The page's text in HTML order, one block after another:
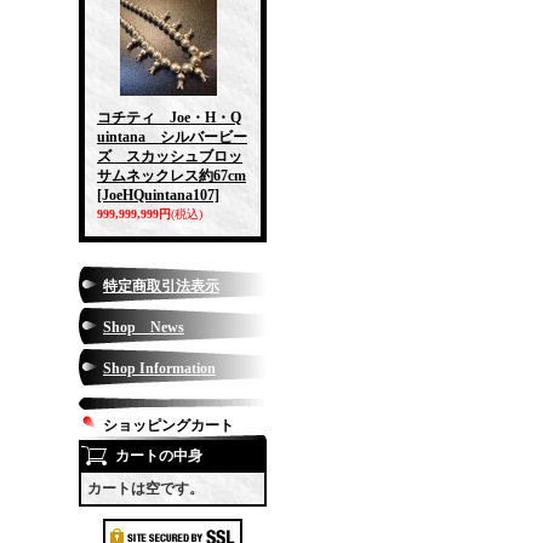
コチティ Joe・H・Q
uintana シルバービー
ズ スカッシュブロッ
サムネックレス約67cm
[JoeHQuintana107]
999,999,999円(税込)
特定商取引法表示
Shop News
Shop Information
ショッピングカート
カートの中身
カートは空です。